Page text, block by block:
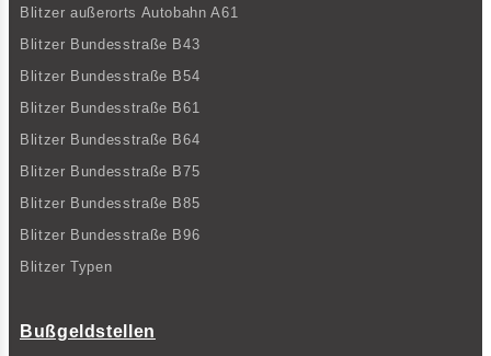
Blitzer außerorts Autobahn A61
Blitzer Bundesstraße B43
Blitzer Bundesstraße B54
Blitzer Bundesstraße B61
Blitzer Bundesstraße B64
Blitzer Bundesstraße B75
Blitzer Bundesstraße B85
Blitzer Bundesstraße B96
Blitzer Typen
Bußgeldstellen